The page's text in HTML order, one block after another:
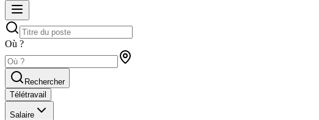
Où ?
Rechercher
Télétravail
Salaire